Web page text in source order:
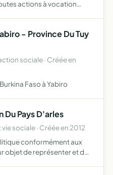
actions à vocation
- Province Du Tuy
sociale · Créée en
Faso à Yabiro
Pays D'arles
sociale · Créée en 2012
conformément aux
objet de représenter et de